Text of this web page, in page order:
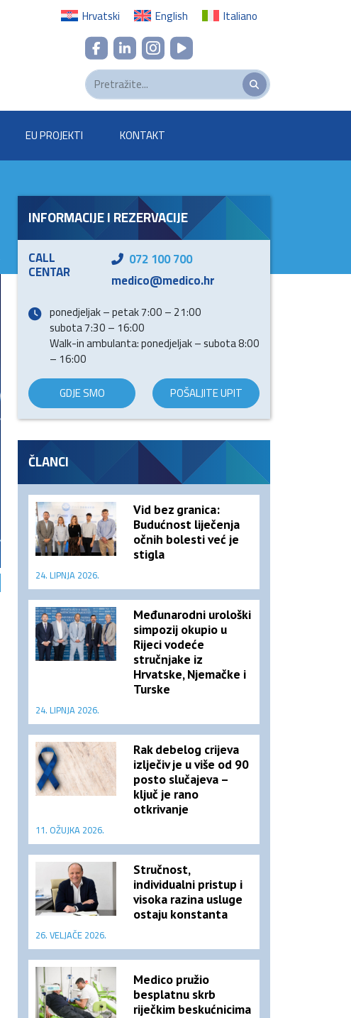
Hrvatski English Italiano
EU PROJEKTI KONTAKT
INFORMACIJE I REZERVACIJE
CALL
CENTAR
072 100 700
medico@medico.hr
ponedjeljak – petak 7:00 – 21:00
subota 7:30 – 16:00
Walk-in ambulanta: ponedjeljak – subota 8:00
– 16:00
GDJE SMO
POŠALJITE UPIT
ČLANCI
Vid bez granica:
Budućnost liječenja
očnih bolesti već je
stigla
24. LIPNJA 2026.
Međunarodni urološki
simpozij okupio u
Rijeci vodeće
stručnjake iz
Hrvatske, Njemačke i
Turske
24. LIPNJA 2026.
Rak debelog crijeva
izlječiv je u više od 90
posto slučajeva –
ključ je rano
otkrivanje
11. OŽUJKA 2026.
Stručnost,
individualni pristup i
visoka razina usluge
ostaju konstanta
26. VELJAČE 2026.
Medico pružio
besplatnu skrb
riječkim beskućnicima